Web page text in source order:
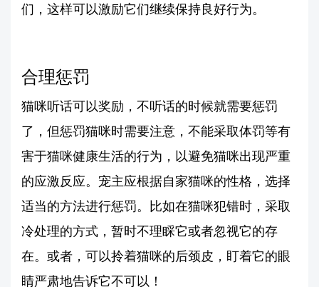
们，这样可以激励它们继续保持良好行为。
合理惩罚
猫咪听话可以奖励，不听话的时候就需要惩罚
了，但惩罚猫咪时需要注意，不能采取体罚等有
害于猫咪健康生活的行为，以避免猫咪出现严重
的应激反应。宠主应根据自家猫咪的性格，选择
适当的方法进行惩罚。比如在猫咪犯错时，采取
冷处理的方式，暂时不理睬它或者忽视它的存
在。或者，可以拎着猫咪的后颈皮，盯着它的眼
睛严肃地告诉它不可以！